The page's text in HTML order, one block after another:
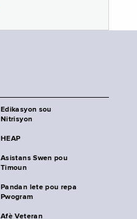
Edikasyon sou
Nitrisyon
HEAP
Asistans Swen pou
Timoun
Pandan lete pou repa
Pwogram
Afè Veteran